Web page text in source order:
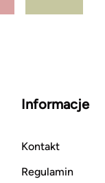
Informacje
Kontakt
Regulamin